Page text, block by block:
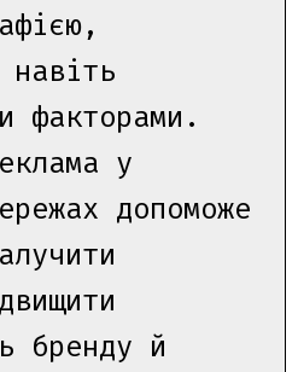
навіть
факторами.
у
допоможе
бренду й